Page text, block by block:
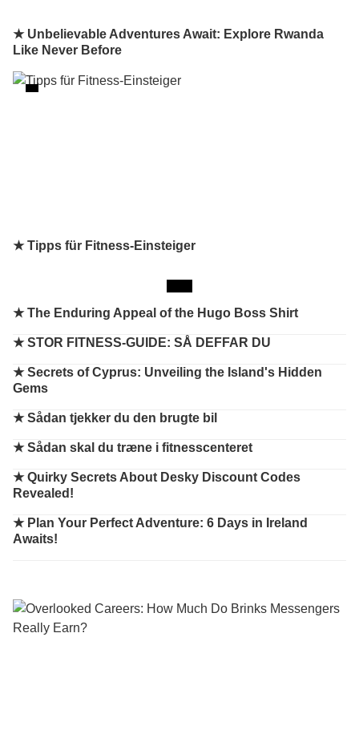
★ Unbelievable Adventures Await: Explore Rwanda
Like Never Before
★ Tipps für Fitness-Einsteiger
★The Enduring Appeal of the Hugo Boss Shirt
★STOR FITNESS-GUIDE: SÅ DEFFAR DU
★Secrets of Cyprus: Unveiling the Island's Hidden
Gems
★Sådan tjekker du den brugte bil
★Sådan skal du træne i fitnesscenteret
★Quirky Secrets About Desky Discount Codes
Revealed!
★ Plan Your Perfect Adventure: 6 Days in Ireland
Awaits!